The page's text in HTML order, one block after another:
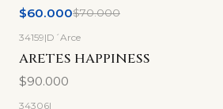
$60.000$70.000
34159|D´Arce
ARETES HAPPINESS
$90.000
34306|